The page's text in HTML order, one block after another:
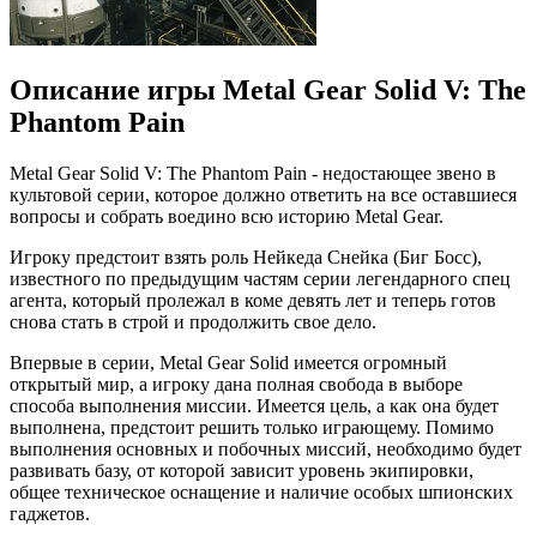
Описание игры Metal Gear Solid V: The
Phantom Pain
Metal Gear Solid V: The Phantom Pain - недостающее звено в
культовой серии, которое должно ответить на все оставшиеся
вопросы и собрать воедино всю историю Metal Gear.
Игроку предстоит взять роль Нейкеда Снейка (Биг Босс),
известного по предыдущим частям серии легендарного спец
агента, который пролежал в коме девять лет и теперь готов
снова стать в строй и продолжить свое дело.
Впервые в серии, Metal Gear Solid имеется огромный
открытый мир, а игроку дана полная свобода в выборе
способа выполнения миссии. Имеется цель, а как она будет
выполнена, предстоит решить только играющему. Помимо
выполнения основных и побочных миссий, необходимо будет
развивать базу, от которой зависит уровень экипировки,
общее техническое оснащение и наличие особых шпионских
гаджетов.